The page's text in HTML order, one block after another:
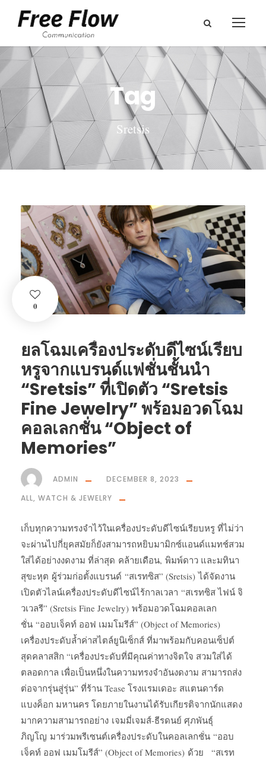
Tag
Sretsis
0
ยลโฉมเครื่องประดับดีไซน์เรียบ
หรูจากแบรนด์แฟชั่นชั้นนำ
“Sretsis” ที่เปิดตัว “Sretsis
Fine Jewelry” พร้อมอวดโฉม
คอลเลกชั่น “Object of
Memories”
ADMIN
DECEMBER 8, 2023
ALL, WATCH & JEWELRY
เก็บทุกความทรงจำไว้ในเครื่องประดับดีไซน์เรียบหรู ที่ไม่ว่า
จะผ่านไปกี่ยุคสมัยก็ยังสามารถหยิบมามิกซ์แอนด์แมทช์สวม
ใส่ได้อย่างงดงาม ที่ล่าสุด คล้ายเดือน, พิมพ์ดาว และมทินา
สุขะหุต ผู้ร่วมก่อตั้งแบรนด์ “สเรทซิส” (Sretsis) ได้จัดงาน
เปิดตัวไลน์เครื่องประดับดีไซน์ไร้กาลเวลา “สเรทซิส ไฟน์ จิ
วเวลรี” (Sretsis Fine Jewelry) พร้อมอวดโฉมคอลเลก
ชั่น “ออบเจ็คท์ ออฟ เมมโมรีส์” (Object of Memories)
เครื่องประดับล้ำค่าสไตล์ยูนิเซ็กส์ ที่มาพร้อมกับคอนเซ็ปต์
สุดคลาสสิก “เครื่องประดับที่มีคุณค่าทางจิตใจ สวมใส่ได้
ตลอดกาล เพื่อเป็นหนึ่งในความทรงจำอันงดงาม สามารถส่ง
ต่อจากรุ่นสู่รุ่น” ที่ร้าน Tease โรงแรมเดอะ สแตนดาร์ด
แบงค็อก มหานคร โดยภายในงานได้รับเกียรติจากนักแสดง
มากความสามารถอย่าง เจมมี่เจมส์-ธีรดนย์ ศุภพันธุ์
ภิญโญ มาร่วมพรีเซนต์เครื่องประดับในคอลเลกชั่น “ออบ
เจ็คท์ ออฟ เมมโมรีส์” (Object of Memories) ด้วย “สเรท